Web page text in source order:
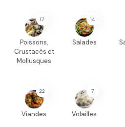
17
Poissons,
Crustacés et
Mollusques
14
Salades
22
Viandes
7
Volailles